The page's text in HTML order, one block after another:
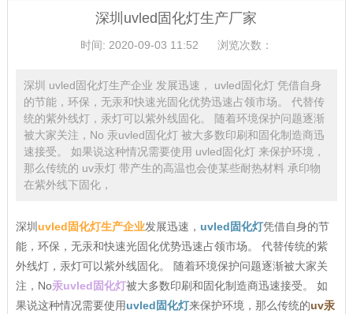
深圳uvled固化灯生产厂家
时间: 2020-09-03 11:52 浏览次数：
深圳 uvled固化灯生产企业 发展迅速， uvled固化灯 凭借自身
的节能，环保，无汞和快速光固化优势迅速占领市场。 代替传
统的紫外线灯，汞灯可以紫外线固化。 随着环境保护问题逐渐
被大家关注，No 汞uvled固化灯 被大多数印刷和固化制造商迅
速接受。 如果说这种情况需要使用 uvled固化灯 来保护环境，
那么传统的 uv汞灯 带产生的高温也会使某些耐热材料 承印物
在紫外线下固化，
深圳 uvled固化灯生产企业发展迅速， uvled固化灯凭借自身的节
能，环保，无汞和快速光固化优势迅速占领市场。 代替传统的紫
外线灯，汞灯可以紫外线固化。 随着环境保护问题逐渐被大家关
注，No汞uvled固化灯被大多数印刷和固化制造商迅速接受。 如
果说这种情况需要使用uvled固化灯来保护环境，那么传统的uv汞